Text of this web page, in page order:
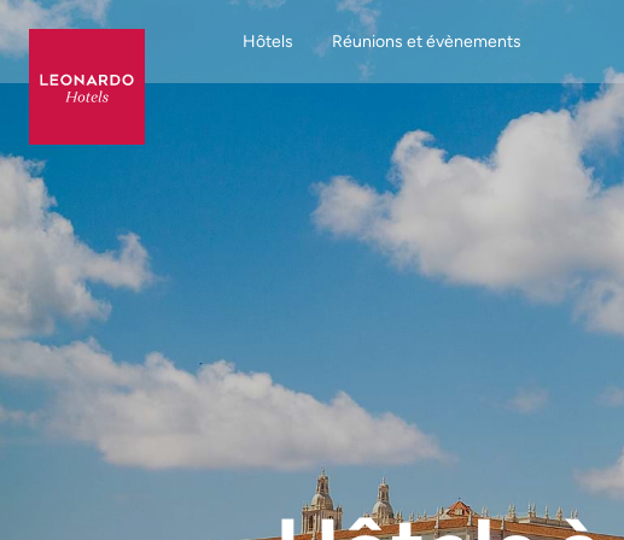
Hôtels Réunions et évènements